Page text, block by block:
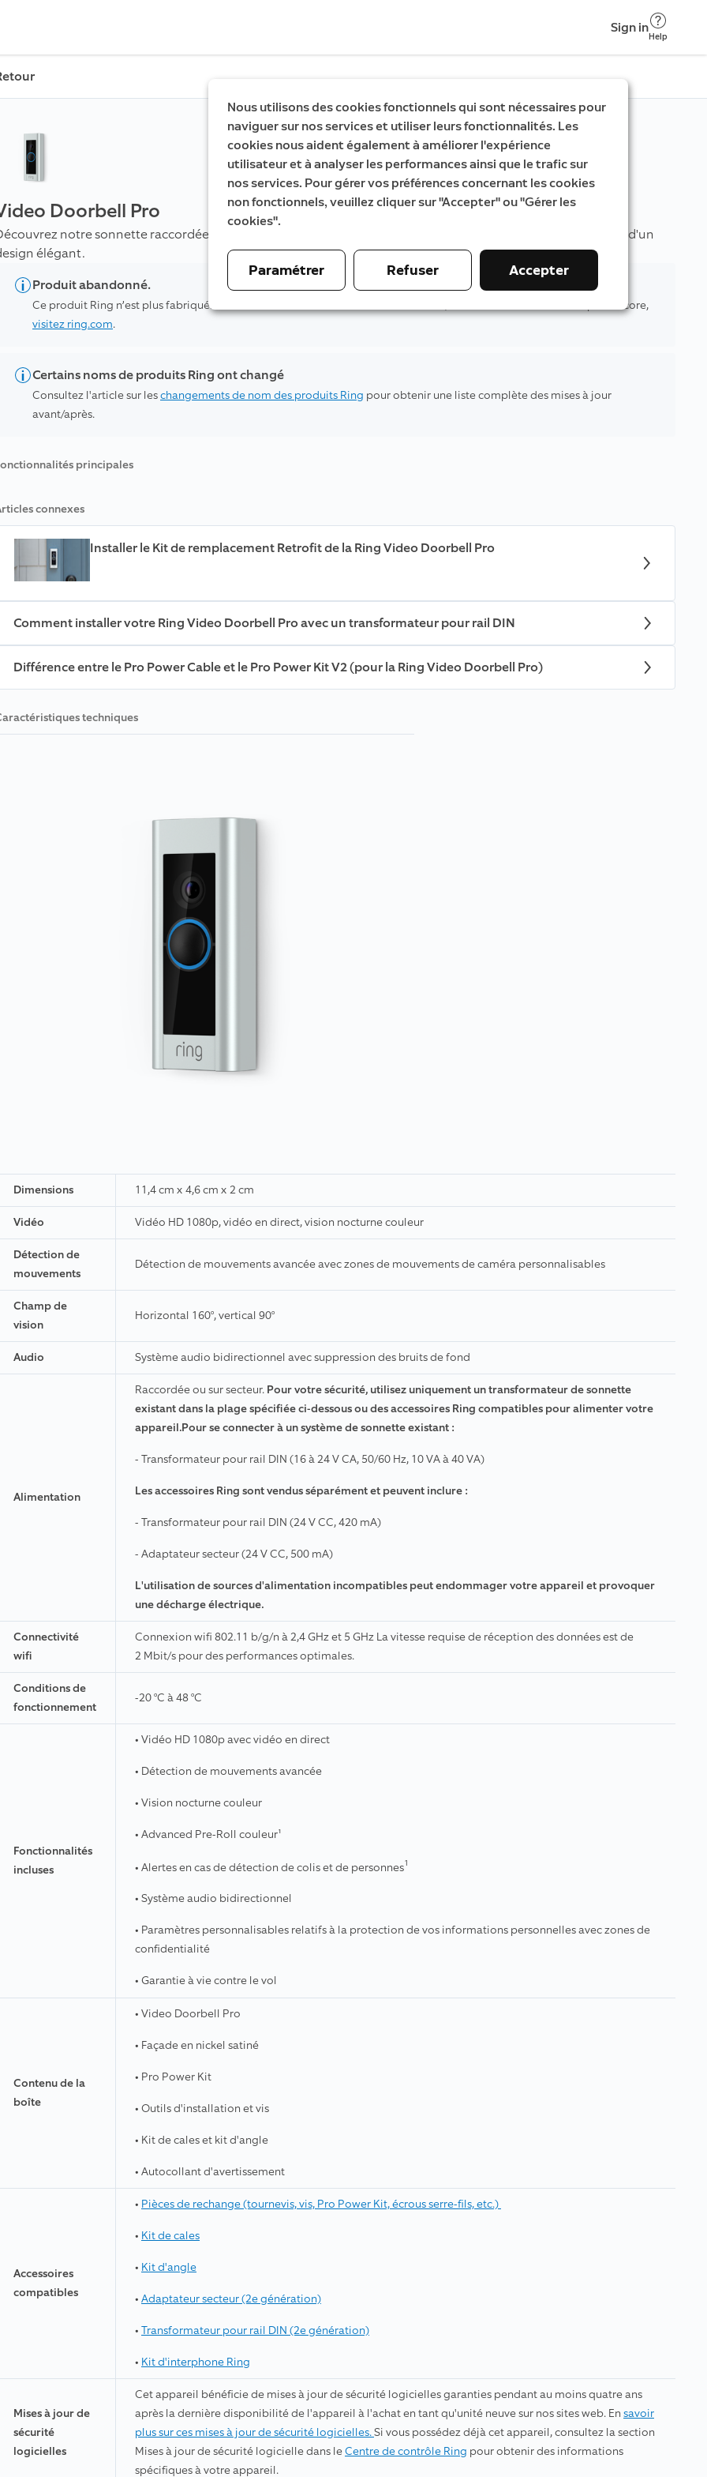
Sign in
Help
Doorbell Pro
notre sonnette raccordée avancée, enrichie de fonctionnalités de surveillance supplémentaires et d'un
élégant.
Produit abandonné.
Ce produit Ring n’est plus fabriqué. Pour découvrir nos dernières sonnettes vidéo, caméras de surveillance et plus encore,
visitez ring.com.
Certains noms de produits Ring ont changé
Consultez l'article sur leschangements de nom des produits Ring pour obtenir une liste complète des mises à jour
avant/après.
principales
connexes
Installer le Kit de remplacement Retrofit de la Ring Video Doorbell Pro
Comment installer votre Ring Video Doorbell Pro avec un transformateur pour rail DIN
Différence entre le Pro Power Cable et le Pro Power Kit V2 (pour la Ring Video Doorbell Pro)
techniques
Dimensions 11,4 cm x 4,6 cm x 2 cm
Vidéo Vidéo HD 1080p, vidéo en direct, vision nocturne couleur
Détection de
mouvements
Détection de mouvements avancée avec zones de mouvements de caméra personnalisables
Champ de
vision
Horizontal 160°, vertical 90°
Audio Système audio bidirectionnel avec suppression des bruits de fond
Alimentation
Raccordée ou sur secteur. Pour votre sécurité, utilisez uniquement un transformateur de sonnette
existant dans la plage spécifiée ci-dessous ou des accessoires Ring compatibles pour alimenter votre
appareil.Pour se connecter à un système de sonnette existant :
- Transformateur pour rail DIN (16 à 24 V CA, 50/60 Hz, 10 VA à 40 VA)
Les accessoires Ring sont vendus séparément et peuvent inclure :
- Transformateur pour rail DIN (24 V CC, 420 mA)
- Adaptateur secteur (24 V CC, 500 mA)
L'utilisation de sources d'alimentation incompatibles peut endommager votre appareil et provoquer
une décharge électrique.
Connectivité
wifi
Connexion wifi 802.11 b/g/n à 2,4 GHz et 5 GHz La vitesse requise de réception des données est de
2 Mbit/s pour des performances optimales.
Conditions de
fonctionnement
-20 °C à 48 °C
Fonctionnalités
incluses
• Vidéo HD 1080p avec vidéo en direct
• Détection de mouvements avancée
• Vision nocturne couleur
• Advanced Pre-Roll couleur¹
• Alertes en cas de détection de colis et de personnes1
• Système audio bidirectionnel
• Paramètres personnalisables relatifs à la protection de vos informations personnelles avec zones de
confidentialité
• Garantie à vie contre le vol
Contenu de la
boîte
• Video Doorbell Pro
• Façade en nickel satiné
• Pro Power Kit
• Outils d'installation et vis
• Kit de cales et kit d'angle
• Autocollant d'avertissement
Accessoires
compatibles
• Pièces de rechange (tournevis, vis, Pro Power Kit, écrous serre-fils, etc.)
• Kit de cales
• Kit d'angle
• Adaptateur secteur (2e génération)
• Transformateur pour rail DIN (2e génération)
• Kit d'interphone Ring
Mises à jour de
sécurité
logicielles
Cet appareil bénéficie de mises à jour de sécurité logicielles garanties pendant au moins quatre ans
après la dernière disponibilité de l'appareil à l'achat en tant qu'unité neuve sur nos sites web. En savoir
plus sur ces mises à jour de sécurité logicielles.Si vous possédez déjà cet appareil, consultez la section
Mises à jour de sécurité logicielle dans leCentre de contrôle Ring pour obtenir des informations
spécifiques à votre appareil.
Nous utilisons des cookies fonctionnels qui sont nécessaires pour
naviguer sur nos services et utiliser leurs fonctionnalités. Les
cookies nous aident également à améliorer l'expérience
utilisateur et à analyser les performances ainsi que le trafic sur
nos services. Pour gérer vos préférences concernant les cookies
non fonctionnels, veuillez cliquer sur "Accepter" ou "Gérer les
cookies".
Paramétrer Refuser Accepter